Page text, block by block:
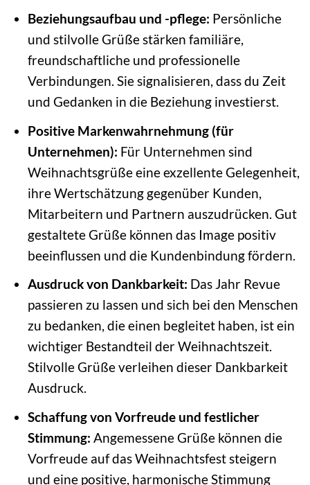
Beziehungsaufbau und -pflege: Persönliche
und stilvolle Grüße stärken familiäre,
freundschaftliche und professionelle
Verbindungen. Sie signalisieren, dass du Zeit
und Gedanken in die Beziehung investierst.
Positive Markenwahrnehmung (für
Unternehmen): Für Unternehmen sind
Weihnachtsgrüße eine exzellente Gelegenheit,
ihre Wertschätzung gegenüber Kunden,
Mitarbeitern und Partnern auszudrücken. Gut
gestaltete Grüße können das Image positiv
beeinflussen und die Kundenbindung fördern.
Ausdruck von Dankbarkeit: Das Jahr Revue
passieren zu lassen und sich bei den Menschen
zu bedanken, die einen begleitet haben, ist ein
wichtiger Bestandteil der Weihnachtszeit.
Stilvolle Grüße verleihen dieser Dankbarkeit
Ausdruck.
Schaffung von Vorfreude und festlicher
Stimmung: Angemessene Grüße können die
Vorfreude auf das Weihnachtsfest steigern
und eine positive, harmonische Stimmung